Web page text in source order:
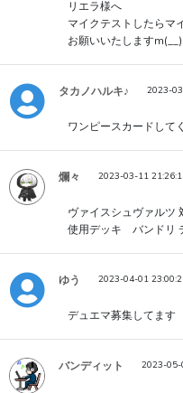
リエラ様へ
マイクテストしたらマ
お願いいたします
タカノハルキ♪ 2023-
ワンピースカードして
爛々 2023-03-11
ヴァイスシュヴァルツ
使用デッキ バンドリ
ゆう 2023-04-01
デュエマ募集してます
バンディット 2023-05-